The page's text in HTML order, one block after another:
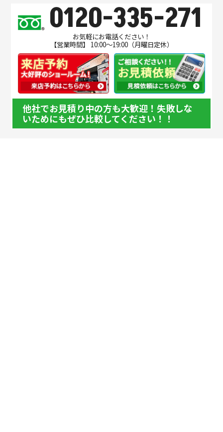
0120-335-271
お気軽にお電話ください！
【営業時間】 10:00～19:00（月曜日定休）
他社でお見積り中の方も大歓迎！失敗しな
いためにもぜひ比較してください！！